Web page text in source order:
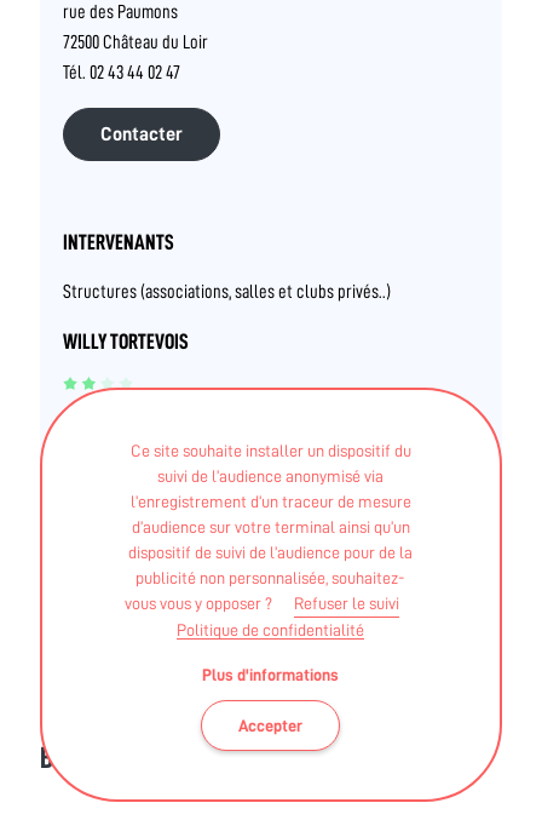
Ce site souhaite installer un dispositif du
suivi de l’audience anonymisé via
l’enregistrement d’un traceur de mesure
d’audience sur votre terminal ainsi qu’un
dispositif de suivi de l’audience pour de la
publicité non personnalisée, souhaitez-
vous vous y opposer ?
Refuser le suivi
Politique de confidentialité
Plus d'informations
Accepter
rue des Paumons
72500 Château du Loir
Tél. 02 43 44 02 47
Contacter
INTERVENANTS
Structures (associations, salles et clubs privés..)
WILLY TORTEVOIS
Ces informations sont validées par la DRAJES et l'ARS des
Pays de La Loire
BLOG